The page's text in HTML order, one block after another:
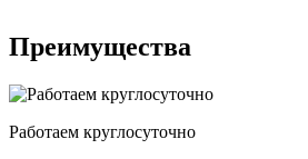
Преимущества
Работаем круглосуточно